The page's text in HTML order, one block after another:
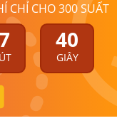
CHỈ CHO 300 SUẤT
40
GIÂY